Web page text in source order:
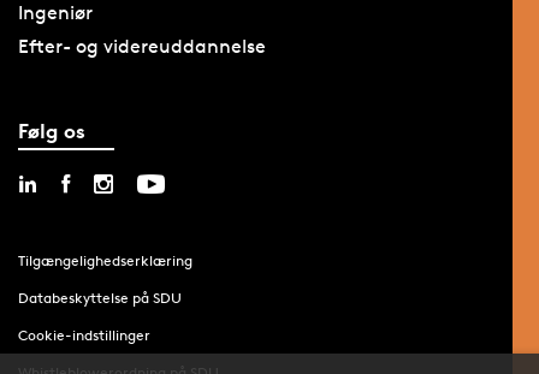
Ingeniør
Efter- og videreuddannelse
Følg os
Tilgængelighedserklæring
Databeskyttelse på SDU
Cookie-indstillinger